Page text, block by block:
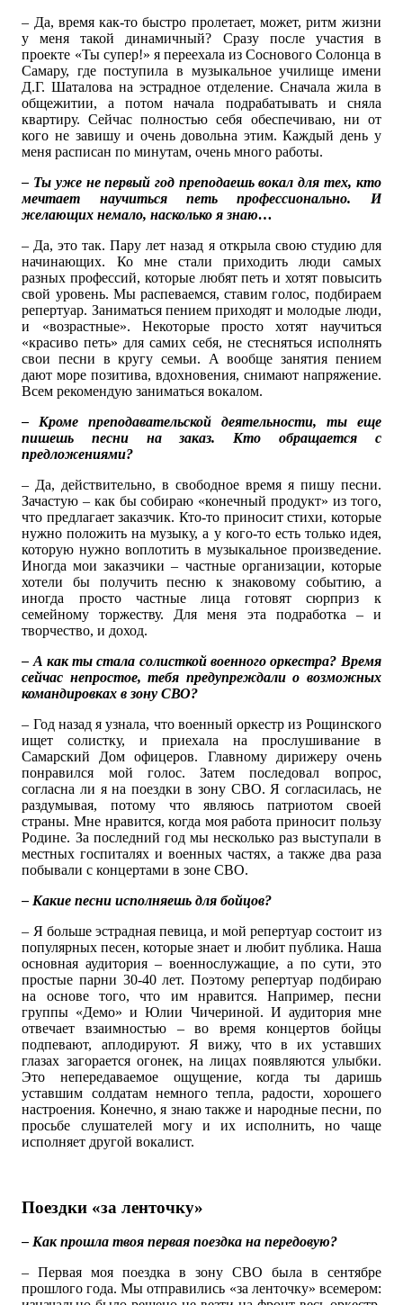
– Да, время как-то быстро пролетает, может, ритм жизни
у меня такой динамичный? Сразу после участия в
проекте «Ты супер!» я переехала из Соснового Солонца в
Самару, где поступила в музыкальное училище имени
Д.Г. Шаталова на эстрадное отделение. Сначала жила в
общежитии, а потом начала подрабатывать и сняла
квартиру. Сейчас полностью себя обеспечиваю, ни от
кого не завишу и очень довольна этим. Каждый день у
меня расписан по минутам, очень много работы.
– Ты уже не первый год преподаешь вокал для тех, кто
мечтает научиться петь профессионально. И
желающих немало, насколько я знаю…
– Да, это так. Пару лет назад я открыла свою студию для
начинающих. Ко мне стали приходить люди самых
разных профессий, которые любят петь и хотят повысить
свой уровень. Мы распеваемся, ставим голос, подбираем
репертуар. Заниматься пением приходят и молодые люди,
и «возрастные». Некоторые просто хотят научиться
«красиво петь» для самих себя, не стесняться исполнять
свои песни в кругу семьи. А вообще занятия пением
дают море позитива, вдохновения, снимают напряжение.
Всем рекомендую заниматься вокалом.
– Кроме преподавательской деятельности, ты еще
пишешь песни на заказ. Кто обращается с
предложениями?
– Да, действительно, в свободное время я пишу песни.
Зачастую – как бы собираю «конечный продукт» из того,
что предлагает заказчик. Кто-то приносит стихи, которые
нужно положить на музыку, а у кого-то есть только идея,
которую нужно воплотить в музыкальное произведение.
Иногда мои заказчики – частные организации, которые
хотели бы получить песню к знаковому событию, а
иногда просто частные лица готовят сюрприз к
семейному торжеству. Для меня эта подработка – и
творчество, и доход.
– А как ты стала солисткой военного оркестра? Время
сейчас непростое, тебя предупреждали о возможных
командировках в зону СВО?
– Год назад я узнала, что военный оркестр из Рощинского
ищет солистку, и приехала на прослушивание в
Самарский Дом офицеров. Главному дирижеру очень
понравился мой голос. Затем последовал вопрос,
согласна ли я на поездки в зону СВО. Я согласилась, не
раздумывая, потому что являюсь патриотом своей
страны. Мне нравится, когда моя работа приносит пользу
Родине. За последний год мы несколько раз выступали в
местных госпиталях и военных частях, а также два раза
побывали с концертами в зоне СВО.
– Какие песни исполняешь для бойцов?
– Я больше эстрадная певица, и мой репертуар состоит из
популярных песен, которые знает и любит публика. Наша
основная аудитория – военнослужащие, а по сути, это
простые парни 30-40 лет. Поэтому репертуар подбираю
на основе того, что им нравится. Например, песни
группы «Демо» и Юлии Чичериной. И аудитория мне
отвечает взаимностью – во время концертов бойцы
подпевают, аплодируют. Я вижу, что в их уставших
глазах загорается огонек, на лицах появляются улыбки.
Это непередаваемое ощущение, когда ты даришь
уставшим солдатам немного тепла, радости, хорошего
настроения. Конечно, я знаю также и народные песни, по
просьбе слушателей могу и их исполнить, но чаще
исполняет другой вокалист.
Поездки «за ленточку»
– Как прошла твоя первая поездка на передовую?
– Первая моя поездка в зону СВО была в сентябре
прошлого года. Мы отправились «за ленточку» всемером: